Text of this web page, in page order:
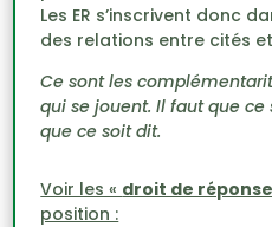
Les ER s’inscrivent donc
des relations entre cités
Ce sont les
qui se jouent. Il faut que
que ce soit dit.
Voir les « droit de réponse
position :